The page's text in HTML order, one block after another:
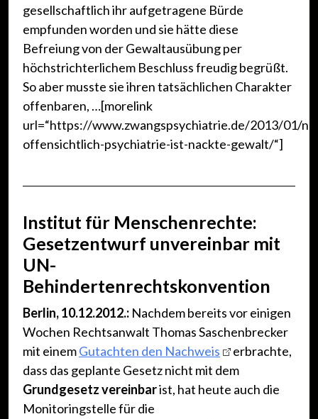
gesellschaftlich ihr aufgetragene Bürde
empfunden worden und sie hätte diese
Befreiung von der Gewaltausübung per
höchstrichterlichem Beschluss freudig begrüßt.
So aber musste sie ihren tatsächlichen Charakter
offenbaren, …[morelink
url=“https://www.zwangspsychiatrie.de/2013/01/
offensichtlich-psychiatrie-ist-nackte-gewalt/“]
Institut für Menschenrechte:
Gesetzentwurf unvereinbar mit
UN-
Behindertenrechtskonvention
Berlin, 10.12.2012.: Nachdem bereits vor einigen
Wochen Rechtsanwalt Thomas Saschenbrecker
mit einemGutachten den Nachweis
erbrachte,
dass das geplante Gesetz nicht mit dem
Grundgesetz vereinbarist, hat heute auch die
Monitoringstelle für die